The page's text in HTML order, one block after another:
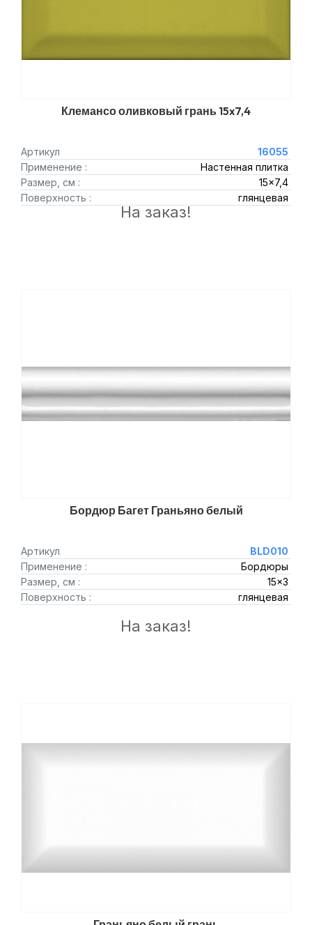
Клемансо оливковый грань 15x7,4
Артикул
16055
Применение :
Настенная плитка
Размер, см :
15x7,4
Поверхность :
глянцевая
На заказ!
Бордюр Багет Граньяно белый
Артикул
BLD010
Применение :
Бордюры
Размер, см :
15x3
Поверхность :
глянцевая
На заказ!